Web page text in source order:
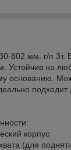
802 мм. г/п 3т.
Устойчив на
основанию.
корпус
(для